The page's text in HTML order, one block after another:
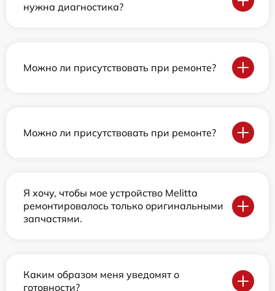
нужна диагностика?
Можно ли присутствовать при ремонте?
Можно ли присутствовать при ремонте?
Я хочу, чтобы мое устройство Melitta
ремонтировалось только оригинальными
запчастями.
Каким образом меня уведомят о
готовности?